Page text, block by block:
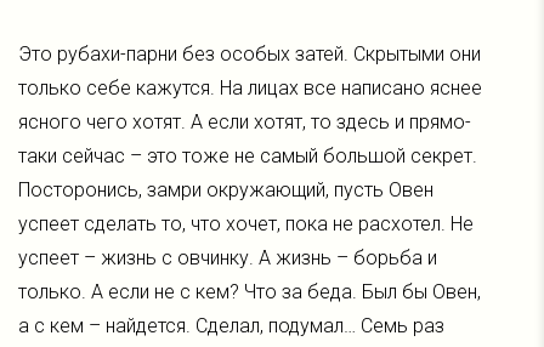
Это рубахи-парни без особых затей. Скрытыми они
только себе кажутся. На лицах все написано яснее
ясного чего хотят. А если хотят, то здесь и прямо-
таки сейчас – это тоже не самый большой секрет.
Посторонись, замри окружающий, пусть Овен
успеет сделать то, что хочет, пока не расхотел. Не
успеет – жизнь с овчинку. А жизнь – борьба и
только. А если не с кем? Что за беда. Был бы Овен,
а с кем – найдется. Сделал, подумал… Семь раз